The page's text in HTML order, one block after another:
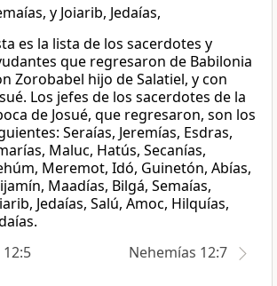
y Joiarib, Jedaías,
es la lista de los sacerdotes y
que regresaron de Babilonia
Zorobabel hijo de Salatiel, y con
Los jefes de los sacerdotes de la
de Josué, que regresaron, son los
Seraías, Jeremías, Esdras,
Maluc, Hatús, Secanías,
Meremot, Idó, Guinetón, Abías,
Maadías, Bilgá, Semaías,
Jedaías, Salú, Amoc, Hilquías,
Nehemías 12:7